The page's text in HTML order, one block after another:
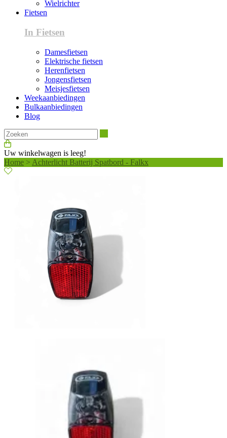
Wielrichter
Fietsen
In Fietsen
Damesfietsen
Elektrische fietsen
Herenfietsen
Jongensfietsen
Meisjesfietsen
Weekaanbiedingen
Bulkaanbiedingen
Blog
Uw winkelwagen is leeg!
Home > Achterlicht Batterij Spatbord - Falkx